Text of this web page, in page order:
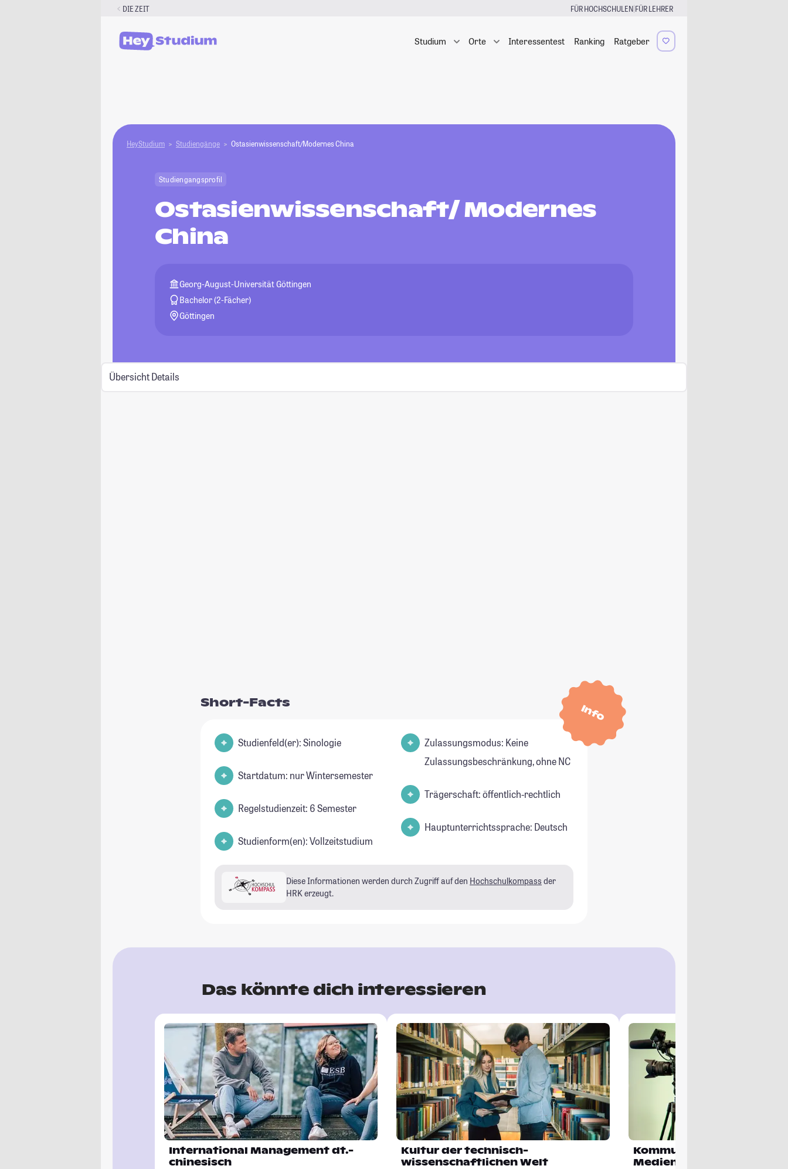
DIE ZEIT FÜR HOCHSCHULEN|FÜR LEHRER
Studium Orte Interessentest Ranking Ratgeber
HeyStudium Studiengänge Ostasienwissenschaft/Modernes China
Studiengangsprofil
Ostasienwissenschaft/ Modernes
China
Georg-August-Universität Göttingen
Bachelor (2-Fächer)
Göttingen
Übersicht Details
Info
Short-Facts
Studienfeld(er): Sinologie
Startdatum: nur Wintersemester
Regelstudienzeit: 6 Semester
Studienform(en): Vollzeitstudium
Zulassungsmodus: Keine
Zulassungsbeschränkung, ohne NC
Trägerschaft: öffentlich-rechtlich
Hauptunterrichtssprache: Deutsch
Diese Informationen werden durch Zugriff auf den Hochschulkompass der
HRK erzeugt.
Das könnte dich interessieren
International Management dt.-
chinesisch
Kultur der technisch-
wissenschaftlichen Welt
Kommunikation &
Medienmanagement